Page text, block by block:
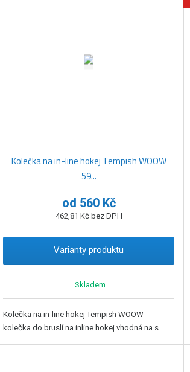
Kolečka na in-line hokej Tempish WOOW
59...
od 560 Kč
462,81 Kč bez DPH
Varianty produktu
Skladem
Kolečka na in-line hokej Tempish WOOW -
kolečka do bruslí na inline hokej vhodná na s...